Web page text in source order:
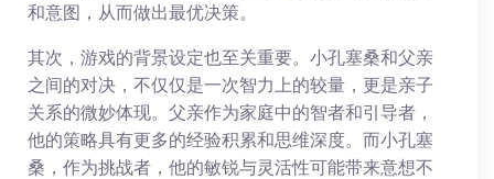
和意图，从而做出最优决策。
其次，游戏的背景设定也至关重要。小孔塞桑和父亲
之间的对决，不仅仅是一次智力上的较量，更是亲子
关系的微妙体现。父亲作为家庭中的智者和引导者，
他的策略具有更多的经验积累和思维深度。而小孔塞
桑，作为挑战者，他的敏锐与灵活性可能带来意想不